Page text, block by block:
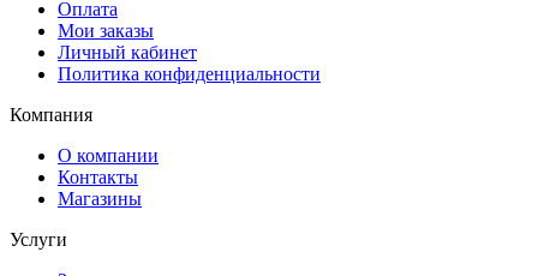
Оплата
Мои заказы
Личный кабинет
Политика конфиденциальности
Компания
О компании
Контакты
Магазины
Услуги